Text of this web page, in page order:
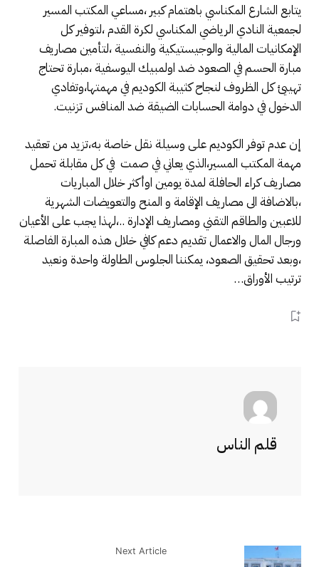
يتابع الشارع المكناسي باهتمام كبير ،مساعي المكتب المسير
لجمعية النادي الرياضي المكناسي لكرة القدم ،لتوفير كل
الإمكانيات المالية والوجيستيكية والنفسية ،لتأمين مصاريف
مبارة الحسم في الصعود ضد اولمبيك اليوسفية ،مبارة تحتاج
تهييئ كل الظروف لنجاح كثيبة الكوديم في مهمتها،وتفادي
الدخول في دوامة الحسابات الضيقة ضد المنافس تزنيت.
إن عدم توفر الكوديم على وسيلة نقل خاصة به،تزيد من تعقيد
مهمة المكتب المسير،الذي يعاني في صمت في كل مقابلة تحمل
مصاريف كراء الحافلة لمدة يومين اوأكثر خلال المباريات
،بالاضافة الى مصاريف الإقامة و المنح والتعويضات الشهرية
للاعبين والطاقم التقني ومصاريف الإدارة ..،لهذا يجب على الأعيان
ورجال المال والاعمال تقديم دعم كافي خلال هذه المبارة الفاصلة
،وبعد تحقيق الصعود، يمكننا الجلوس الطاولة واحدة ونعيد
ترتيب الأوراق…
قلم الناس
Next Article